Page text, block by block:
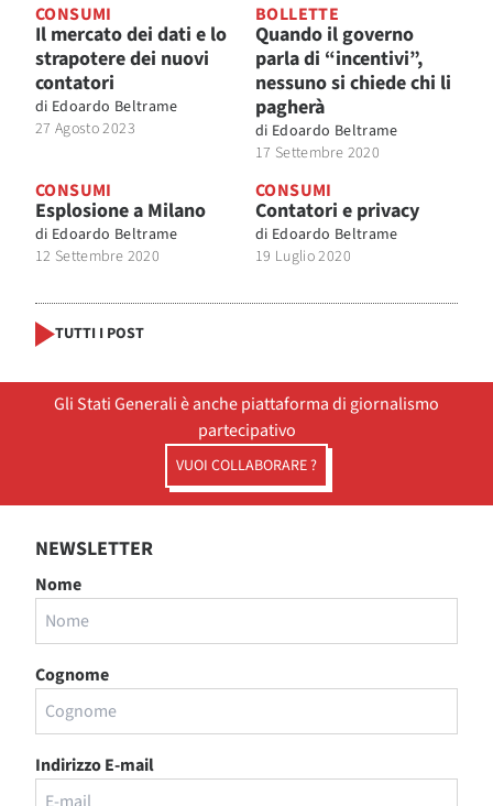
CONSUMI
Il mercato dei dati e lo
strapotere dei nuovi
contatori
di Edoardo Beltrame
27 Agosto 2023
BOLLETTE
Quando il governo
parla di “incentivi”,
nessuno si chiede chi li
pagherà
di Edoardo Beltrame
17 Settembre 2020
CONSUMI
Esplosione a Milano
di Edoardo Beltrame
12 Settembre 2020
CONSUMI
Contatori e privacy
di Edoardo Beltrame
19 Luglio 2020
TUTTI I POST
Gli Stati Generali è anche piattaforma di giornalismo
partecipativo
VUOI COLLABORARE ?
NEWSLETTER
Nome
Cognome
Indirizzo E-mail